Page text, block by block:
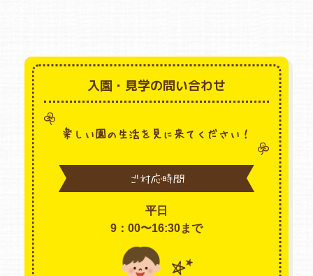
入園・見学の問い合わせ
楽しい園の生活を見に来てください！
ご対応時間
平日
9：00〜16:30まで